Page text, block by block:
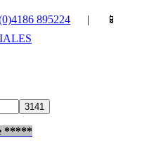
895224 | 📱
*****